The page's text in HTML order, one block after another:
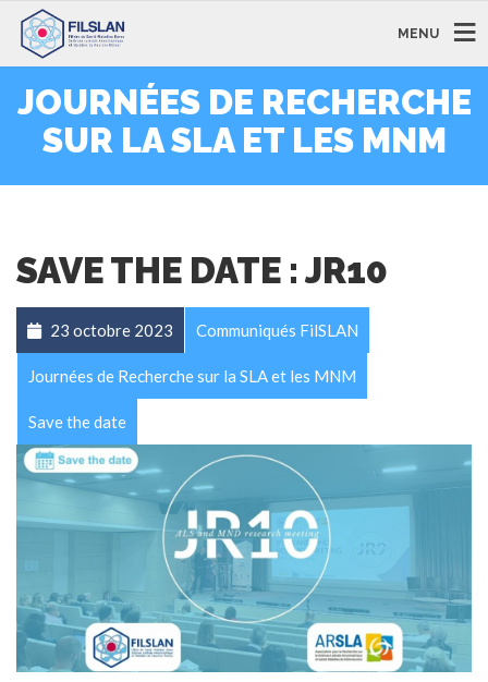
MENU
JOURNÉES DE RECHERCHE
SUR LA SLA ET LES MNM
SAVE THE DATE : JR10
23 octobre 2023 Communiqués FilSLAN
Journées de Recherche sur la SLA et les MNM
Save the date